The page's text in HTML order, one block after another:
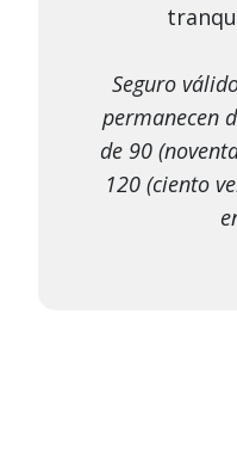
Seguro
permanecen
de 90
120 (ciento